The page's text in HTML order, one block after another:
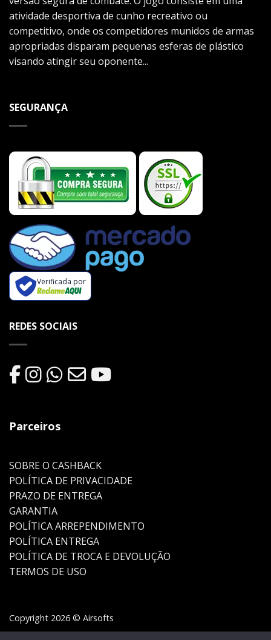
atividade desportiva de cunho recreativo ou
competitivo, onde os competidores munidos de armas
apropriadas disparam pequenas esferas de plástico
visando atingir seu oponente...
SEGURANÇA
Verificada por
REDES SOCIAIS
Parceiros
SOBRE O CASHBACK
POLÍTICA DE PRIVACIDADE
PRAZO DE ENTREGA
GARANTIA
POLÍTICA ARREPENDIMENTO
POLÍTICA ENTREGA
POLÍTICA DE TROCA E DEVOLUÇÃO
TERMOS DE USO
Copyright 2026 © Airsofts